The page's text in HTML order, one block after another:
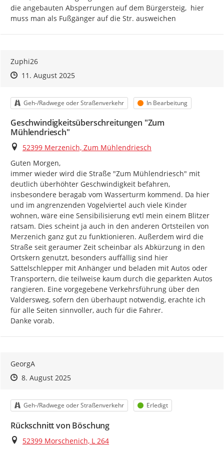
die angebauten Absperrungen auf dem Bürgersteig,  hier
muss man als Fußgänger auf die Str. ausweichen
Zuphi26
Zeitpunkt des Erstellens
Zeitpunkt des Erstellens
11. August 2025Zur Äußerung
Kategorie
Geh-/Radwege oder Straßenverkehr Status
In Bearbeitung
Geschwindigkeitsüberschreitungen "Zum
Mühlendriesch"
Ort
52399 Merzenich, Zum Mühlendriesch
Guten Morgen,
immer wieder wird die Straße "Zum Mühlendriesch" mit
deutlich überhöhter Geschwindigkeit befahren,
insbesondere beragab vom Wasserturm kommend. Da hier
und im angrenzenden Vogelviertel auch viele Kinder
wohnen, wäre eine Sensibilisierung evtl mein einem Blitzer
ratsam. Dies scheint ja auch in den anderen Ortsteilen von
Merzenich ganz gut zu funktionieren. Außerdem wird die
Straße seit geraumer Zeit scheinbar als Abkürzung in den
Ortskern genutzt, besonders auffällig sind hier
Sattelschlepper mit Anhänger und beladen mit Autos oder
Transportern, die teilweise kaum durch die geparkten Autos
rangieren. Eine vorgegebene Verkehrsführung über den
Valdersweg, sofern den überhaupt notwendig, erachte ich
für alle Seiten sinnvoller, auch für die Fahrer.
Danke vorab.
GeorgA
Zeitpunkt des Erstellens
Zeitpunkt des Erstellens
8. August 2025Zur Äußerung
Kategorie
Geh-/Radwege oder Straßenverkehr Status
Erledigt
Rückschnitt von Böschung
Ort
52399 Morschenich, L 264